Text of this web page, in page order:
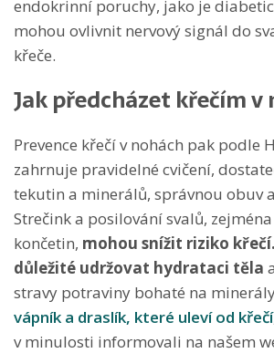
endokrinní poruchy, jako je
mohou ovlivnit nervový signál do
křeče.
Jak předcházet křečím v
Prevence křečí v nohách pak podle
zahrnuje pravidelné cvičení,
tekutin a minerálů, správnou obuv
Strečink a posilování svalů,
končetin, mohou snížit riziko
důležité udržovat hydrataci těla
stravy potraviny bohaté na
vápník a draslík, které uleví od křečí
v minulosti informovali na našem